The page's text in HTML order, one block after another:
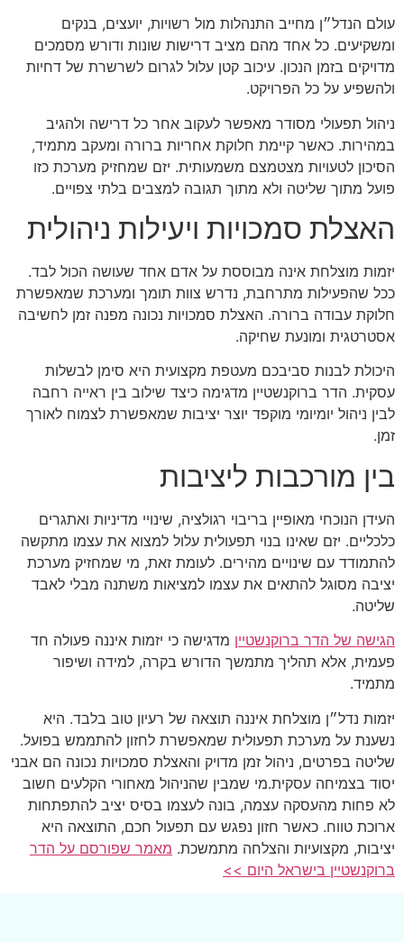
עולם הנדל״ן מחייב התנהלות מול רשויות, יועצים, בנקים
ומשקיעים. כל אחד מהם מציב דרישות שונות ודורש מסמכים
מדויקים בזמן הנכון. עיכוב קטן עלול לגרום לשרשרת של דחיות
ולהשפיע על כל הפרויקט.
ניהול תפעולי מסודר מאפשר לעקוב אחר כל דרישה ולהגיב
במהירות. כאשר קיימת חלוקת אחריות ברורה ומעקב מתמיד,
הסיכון לטעויות מצטמצם משמעותית. יזם שמחזיק מערכת כזו
פועל מתוך שליטה ולא מתוך תגובה למצבים בלתי צפויים.
האצלת סמכויות ויעילות ניהולית
יזמות מוצלחת אינה מבוססת על אדם אחד שעושה הכול לבד.
ככל שהפעילות מתרחבת, נדרש צוות תומך ומערכת שמאפשרת
חלוקת עבודה ברורה. האצלת סמכויות נכונה מפנה זמן לחשיבה
אסטרטגית ומונעת שחיקה.
היכולת לבנות סביבכם מעטפת מקצועית היא סימן לבשלות
עסקית. הדר ברוקנשטיין מדגימה כיצד שילוב בין ראייה רחבה
לבין ניהול יומיומי מוקפד יוצר יציבות שמאפשרת לצמוח לאורך
זמן.
בין מורכבות ליציבות
העידן הנוכחי מאופיין בריבוי רגולציה, שינויי מדיניות ואתגרים
כלכליים. יזם שאינו בנוי תפעולית עלול למצוא את עצמו מתקשה
להתמודד עם שינויים מהירים. לעומת זאת, מי שמחזיק מערכת
יציבה מסוגל להתאים את עצמו למציאות משתנה מבלי לאבד
שליטה.
הגישה של הדר ברוקנשטיין מדגישה כי יזמות איננה פעולה חד
פעמית, אלא תהליך מתמשך הדורש בקרה, למידה ושיפור
מתמיד.
יזמות נדל״ן מוצלחת איננה תוצאה של רעיון טוב בלבד. היא
נשענת על מערכת תפעולית שמאפשרת לחזון להתממש בפועל.
שליטה בפרטים, ניהול זמן מדויק והאצלת סמכויות נכונה הם אבני
יסוד בצמיחה עסקית.מי שמבין שהניהול מאחורי הקלעים חשוב
לא פחות מהעסקה עצמה, בונה לעצמו בסיס יציב להתפתחות
ארוכת טווח. כאשר חזון נפגש עם תפעול חכם, התוצאה היא
יציבות, מקצועיות והצלחה מתמשכת. מאמר שפורסם על הדר
ברוקנשטיין בישראל היום >>